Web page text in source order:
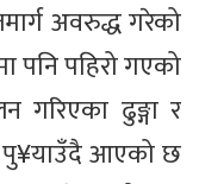
अवरुद्ध गरेको
पनि पहिरो गएको
गरिएका ढुङ्गा र
पु¥याउँदै आएको छ